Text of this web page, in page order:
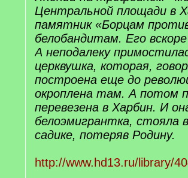
Центральной площади в
памятник «Борцам
белобандитам. Его
А неподалеку
церквушка, которая,
построена еще до
окроплена там. А потом
перевезена в Харбин. И
белоэмигрантка, стояла
садике, потеряв Родину.
http://www.hd13.ru/library/